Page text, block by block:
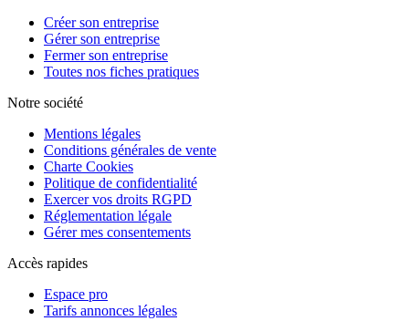
Créer son entreprise
Gérer son entreprise
Fermer son entreprise
Toutes nos fiches pratiques
Notre société
Mentions légales
Conditions générales de vente
Charte Cookies
Politique de confidentialité
Exercer vos droits RGPD
Réglementation légale
Gérer mes consentements
Accès rapides
Espace pro
Tarifs annonces légales